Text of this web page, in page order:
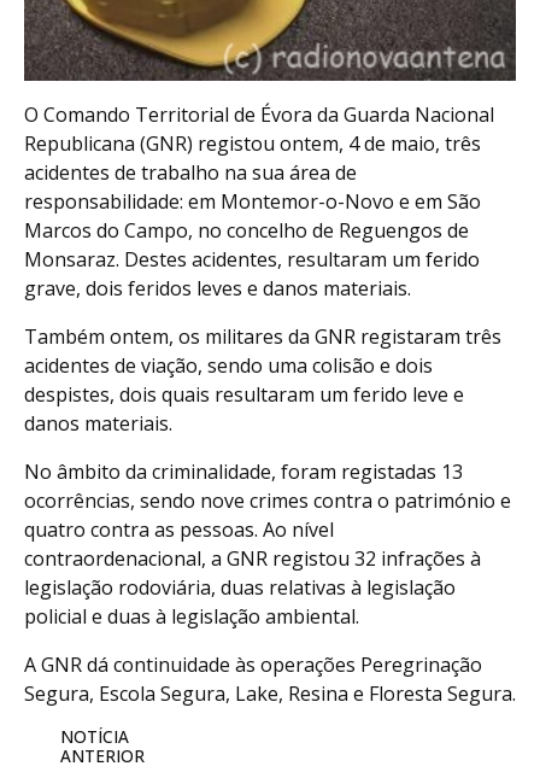
O Comando Territorial de Évora da Guarda Nacional
Republicana (GNR) registou ontem, 4 de maio, três
acidentes de trabalho na sua área de
responsabilidade: em Montemor-o-Novo e em São
Marcos do Campo, no concelho de Reguengos de
Monsaraz. Destes acidentes, resultaram um ferido
grave, dois feridos leves e danos materiais.
Também ontem, os militares da GNR registaram três
acidentes de viação, sendo uma colisão e dois
despistes, dois quais resultaram um ferido leve e
danos materiais.
No âmbito da criminalidade, foram registadas 13
ocorrências, sendo nove crimes contra o património e
quatro contra as pessoas. Ao nível
contraordenacional, a GNR registou 32 infrações à
legislação rodoviária, duas relativas à legislação
policial e duas à legislação ambiental.
A GNR dá continuidade às operações Peregrinação
Segura, Escola Segura, Lake, Resina e Floresta Segura.
NOTÍCIA
ANTERIOR